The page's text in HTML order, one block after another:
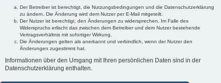
Der Betreiber ist berechtigt, die Nutzungsbedingungen und die Datenschutzerklärung
zu ändern. Die Änderung wird dem Nutzer per E-Mail mitgeteilt.
Der Nutzer ist berechtigt, den Änderungen zu widersprechen. Im Falle des
Widerspruchs erlischt das zwischen dem Betreiber und dem Nutzer bestehende
Vertragsverhältnis mit sofortiger Wirkung.
Die Änderungen gelten als anerkannt und verbindlich, wenn der Nutzer den
Änderungen zugestimmt hat.
Informationen über den Umgang mit Ihren persönlichen Daten sind in der
Datenschutzerklärung enthalten.